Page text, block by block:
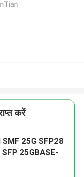
करें
SMF 25G SFP28
25GBASE-